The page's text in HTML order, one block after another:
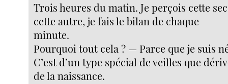
Trois heures du matin. Je perçois cette
cette autre, je fais le bilan de chaque
minute.
Pourquoi tout cela ? — Parce que je suis
C’est d’un type spécial de veilles que
de la naissance.